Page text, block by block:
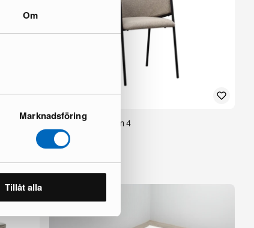
Om
Marknadsföring
Tillåt alla
Filip matstol, set om 4
2 i lager ·
149 €